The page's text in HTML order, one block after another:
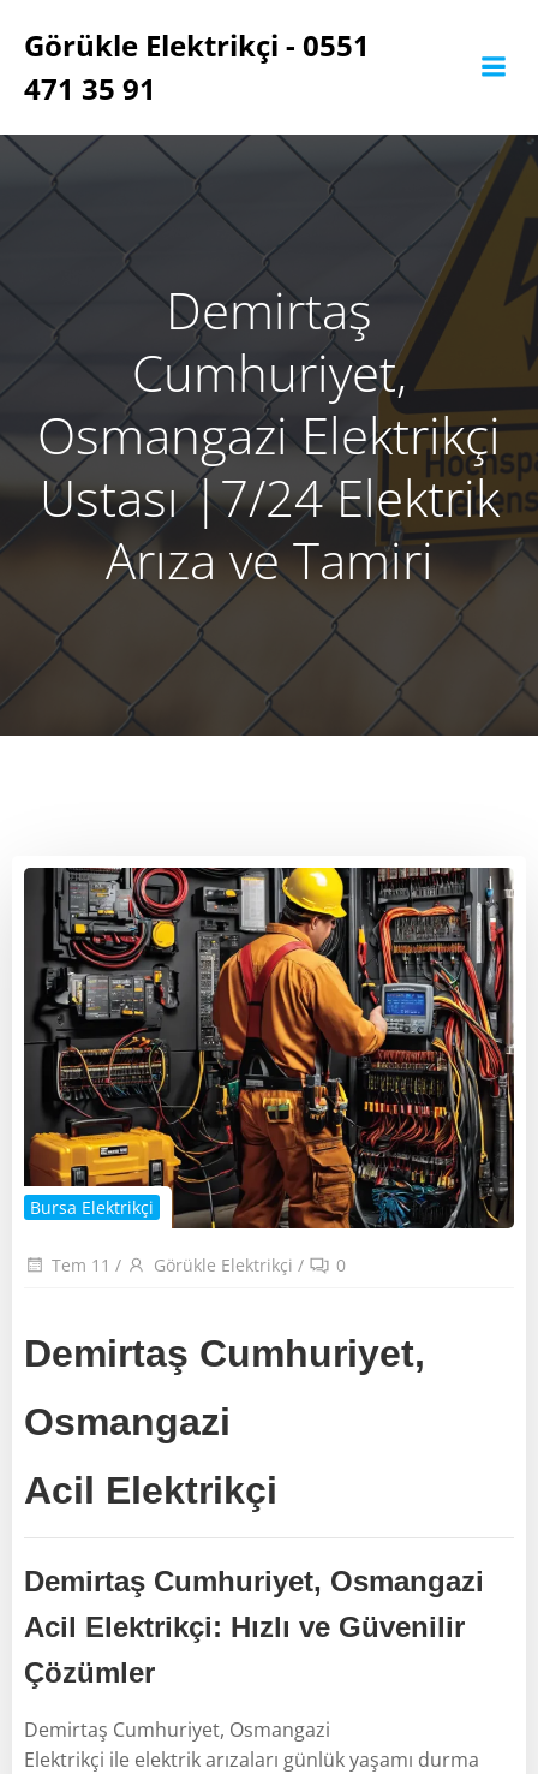
geç
Görükle Elektrikçi - 0551
471 35 91
Demirtaş
Cumhuriyet,
Osmangazi Elektrikçi
Ustası ‎|7/24 Elektrik
Arıza ve Tamiri
Bursa Elektrikçi
Tem 11 / Görükle Elektrikçi / 0
Demirtaş Cumhuriyet,
Osmangazi
Acil Elektrikçi
Demirtaş Cumhuriyet, Osmangazi
Acil Elektrikçi: Hızlı ve Güvenilir
Çözümler
Demirtaş Cumhuriyet, Osmangazi
Elektrikçi ile elektrik arızaları günlük yaşamı durma